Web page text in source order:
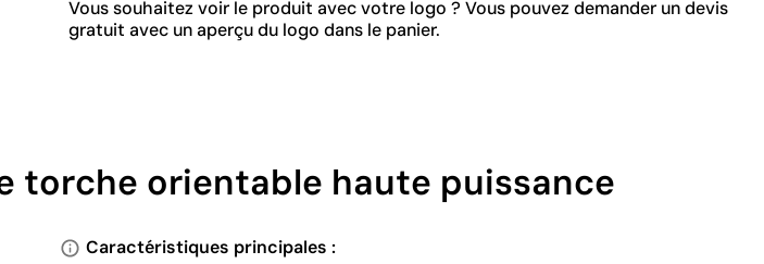
Vous souhaitez voir le produit avec votre logo ? Vous pouvez demander un devis
gratuit avec un aperçu du logo dans le panier.
torche orientable haute puissance
Caractéristiques principales :